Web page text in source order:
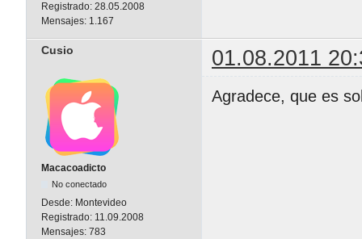
Registrado: 28.05.2008
Mensajes: 1.167
Cusio 01.08.2011
Macacoadicto
No conectado
Desde: Montevideo
Registrado: 11.09.2008
Mensajes: 783
Agradece, que es